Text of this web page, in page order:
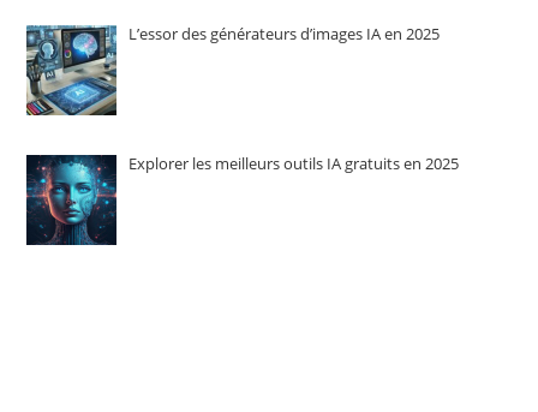
L’essor des générateurs d’images IA en 2025
Explorer les meilleurs outils IA gratuits en 2025